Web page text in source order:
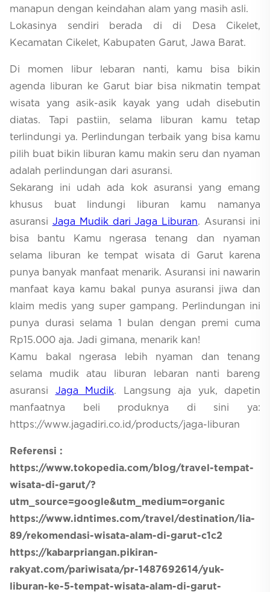
manapun dengan keindahan alam yang masih asli.
Lokasinya sendiri berada di di Desa Cikelet,
Kecamatan Cikelet, Kabupaten Garut, Jawa Barat.
Di momen libur lebaran nanti, kamu bisa bikin
agenda liburan ke Garut biar bisa nikmatin tempat
wisata yang asik-asik kayak yang udah disebutin
diatas. Tapi pastiin, selama liburan kamu tetap
terlindungi ya. Perlindungan terbaik yang bisa kamu
pilih buat bikin liburan kamu makin seru dan nyaman
adalah perlindungan dari asuransi.
Sekarang ini udah ada kok asuransi yang emang
khusus buat lindungi liburan kamu namanya
asuransi Jaga Mudik dari Jaga Liburan. Asuransi ini
bisa bantu Kamu ngerasa tenang dan nyaman
selama liburan ke tempat wisata di Garut karena
punya banyak manfaat menarik. Asuransi ini nawarin
manfaat kaya kamu bakal punya asuransi jiwa dan
klaim medis yang super gampang. Perlindungan ini
punya durasi selama 1 bulan dengan premi cuma
Rp15.000 aja. Jadi gimana, menarik kan!
Kamu bakal ngerasa lebih nyaman dan tenang
selama mudik atau liburan lebaran nanti bareng
asuransi Jaga Mudik. Langsung aja yuk, dapetin
manfaatnya beli produknya di sini ya:
https://www.jagadiri.co.id/products/jaga-liburan
Referensi :
https://www.tokopedia.com/blog/travel-tempat-
wisata-di-garut/?
utm_source=google&utm_medium=organic
https://www.idntimes.com/travel/destination/lia-
89/rekomendasi-wisata-alam-di-garut-c1c2
https://kabarpriangan.pikiran-
rakyat.com/pariwisata/pr-1487692614/yuk-
liburan-ke-5-tempat-wisata-alam-di-garut-